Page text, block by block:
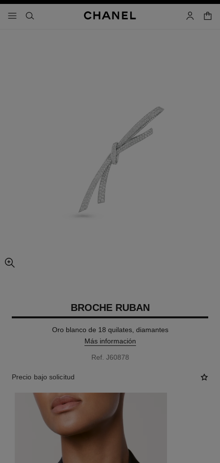
- navegación principal
buscar cuenta
imagen agrandada
BROCHE RUBAN
Oro blanco de 18 quilates, diamantes
Más información
Ref. J60878
Precio bajo solicitud